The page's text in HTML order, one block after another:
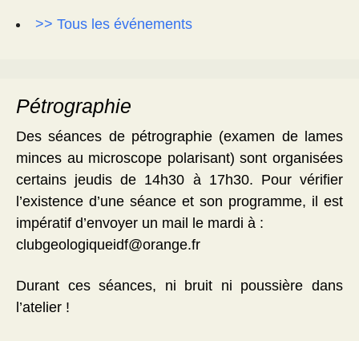
>> Tous les événements
Pétrographie
Des séances de pétrographie (examen de lames
minces au microscope polarisant) sont organisées
certains jeudis de 14h30 à 17h30. Pour vérifier
l’existence d’une séance et son programme, il est
impératif d’envoyer un mail le mardi à :
clubgeologiqueidf@orange.fr
Durant ces séances, ni bruit ni poussière dans
l’atelier !